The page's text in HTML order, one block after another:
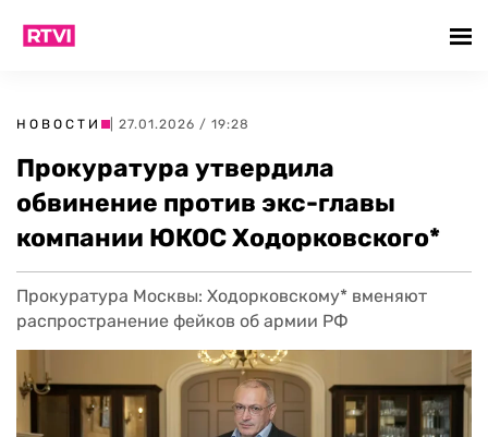
НОВОСТИ | 27.01.2026 / 19:28
Прокуратура утвердила
обвинение против экс-главы
компании ЮКОС Ходорковского*
Прокуратура Москвы: Ходорковскому* вменяют
распространение фейков об армии РФ